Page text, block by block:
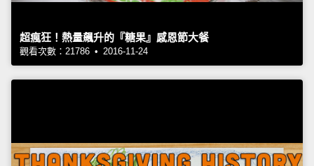
超瘋狂！熱量飆升的『糖果』感恩節大餐
觀看次數：21786 • 2016-11-24